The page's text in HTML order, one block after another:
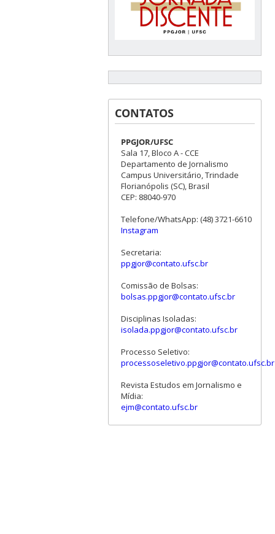
CONTATOS
PPGJOR/UFSC
Sala 17, Bloco A - CCE
Departamento de Jornalismo
Campus Universitário, Trindade
Florianópolis (SC), Brasil
CEP: 88040-970
Telefone/WhatsApp: (48) 3721-6610
Instagram
Secretaria:
ppgjor@contato.ufsc.br
Comissão de Bolsas:
bolsas.ppgjor@contato.ufsc.br
Disciplinas Isoladas:
isolada.ppgjor@contato.ufsc.br
Processo Seletivo:
processoseletivo.ppgjor@contato.ufsc.br
Revista Estudos em Jornalismo e
Mídia:
ejm@contato.ufsc.br